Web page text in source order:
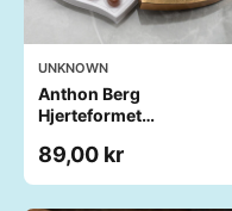
UNKNOWN
Anthon Berg
Hjerteformet
89,00 kr